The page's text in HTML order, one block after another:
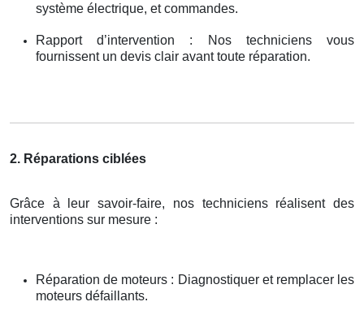
système électrique, et commandes.
Rapport d’intervention : Nos techniciens vous
fournissent un devis clair avant toute réparation.
2. Réparations ciblées
Grâce à leur savoir-faire, nos techniciens réalisent des
interventions sur mesure :
Réparation de moteurs : Diagnostiquer et remplacer les
moteurs défaillants.